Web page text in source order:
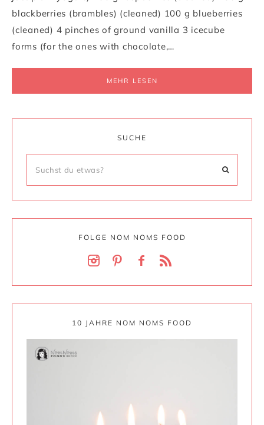
blackberries (brambles) (cleaned) 100 g blueberries
(cleaned) 4 pinches of ground vanilla 3 icecube
forms (for the ones with chocolate,…
MEHR LESEN
SUCHE
FOLGE NOM NOMS FOOD
10 JAHRE NOM NOMS FOOD